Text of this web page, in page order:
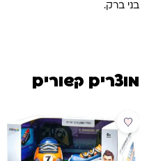
בני ברק.
מוצרים קשורים
מבצע